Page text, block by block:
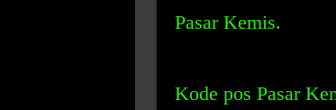
Pasar Kemis.
Kode pos Pasar